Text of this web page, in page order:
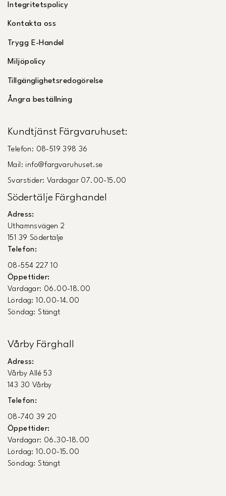
Integritetspolicy
Kontakta oss
Trygg E-Handel
Miljöpolicy
Tillgänglighetsredogörelse
Ångra beställning
Kundtjänst Färgvaruhuset:
Telefon: 08-519 398 36
Mail: info@fargvaruhuset.se
Svarstider: Vardagar 07.00-15.00
Södertälje Färghandel
Adress:
Uthamnsvägen 2
151 39 Södertälje
Telefon:
08-554 227 10
Öppettider:
Vardagar: 06.00-18.00
Lördag: 10.00-14.00
Söndag: Stängt
Vårby Färghall
Adress:
Vårby Allé 53
143 30 Vårby
Telefon:
08-740 39 20
Öppettider:
Vardagar: 06.30-18.00
Lördag: 10.00-15.00
Söndag: Stängt